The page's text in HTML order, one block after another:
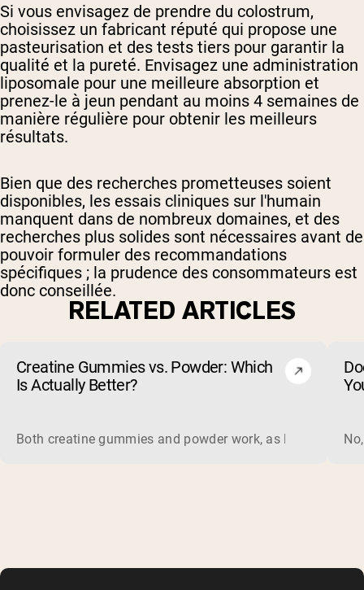
Si vous envisagez de prendre du colostrum,
choisissez un fabricant réputé qui propose une
pasteurisation et des tests tiers pour garantir la
qualité et la pureté. Envisagez une administration
liposomale pour une meilleure absorption et
prenez-le à jeun pendant au moins 4 semaines de
manière régulière pour obtenir les meilleurs
résultats.
Bien que des recherches prometteuses soient
disponibles, les essais cliniques sur l'humain
manquent dans de nombreux domaines, et des
recherches plus solides sont nécessaires avant de
pouvoir formuler des recommandations
spécifiques ; la prudence des consommateurs est
donc conseillée.
RELATED ARTICLES
Creatine Gummies vs. Powder: Which
Is Actually Better?
Both creatine gummies and powder work, as long as the